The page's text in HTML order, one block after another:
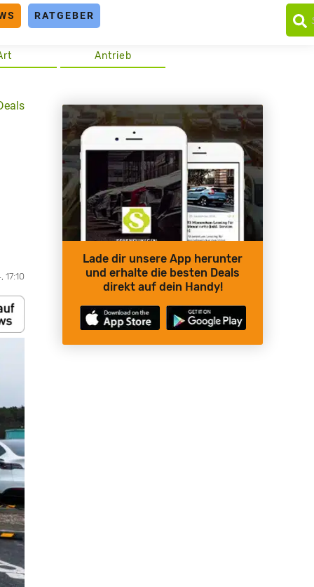
RATGEBER
Antrieb
17:10
Lade dir unsere App herunter
und erhalte die besten Deals
direkt auf dein Handy!